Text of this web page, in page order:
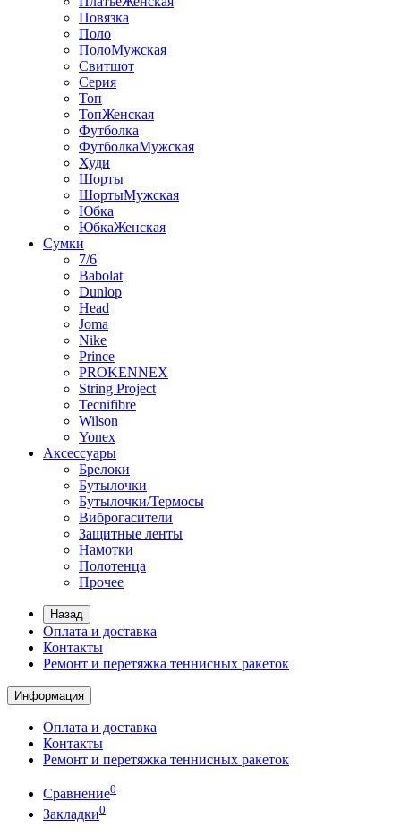
Повязка
Поло
ПолоМужская
Свитшот
Серия
Топ
ТопЖенская
Футболка
ФутболкаМужская
Худи
Шорты
ШортыМужская
Юбка
ЮбкаЖенская
Сумки
7/6
Babolat
Dunlop
Head
Joma
Nike
Prince
PROKENNEX
String Project
Tecnifibre
Wilson
Yonex
Аксессуары
Брелоки
Бутылочки
Бутылочки/Термосы
Виброгасители
Защитные ленты
Намотки
Полотенца
Прочее
Назад
Оплата и доставка
Контакты
Ремонт и перетяжка теннисных ракеток
Информация
Оплата и доставка
Контакты
Ремонт и перетяжка теннисных ракеток
Сравнение0
Закладки0